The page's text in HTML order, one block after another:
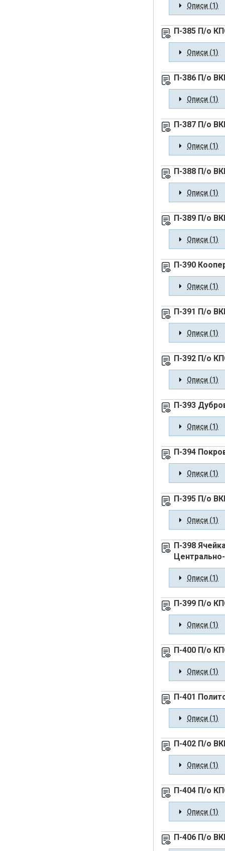
Описи (1)
П-385 П/о
Описи (1)
П-386 П/о
Описи (1)
П-387 П/о
Описи (1)
П-388 П/о
Описи (1)
П-389 П/о
Описи (1)
П-390
Описи (1)
П-391 П/о
Описи (1)
П-392 П/о
Описи (1)
П-393
Описи (1)
П-394
Описи (1)
П-395 П/о
Описи (1)
П-398
Описи (1)
П-399 П/о
Описи (1)
П-400 П/о
Описи (1)
П-401
Описи (1)
П-402 П/о
Описи (1)
П-404 П/о
Описи (1)
П-406 П/о